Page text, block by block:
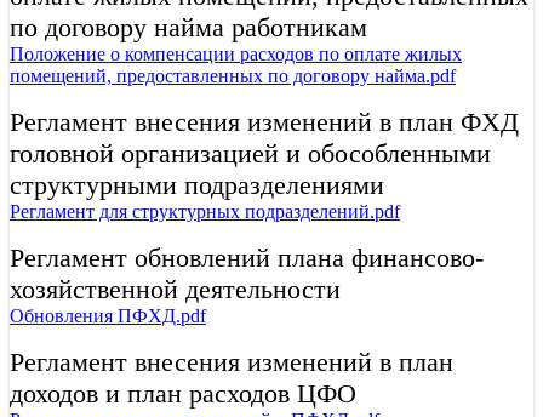
по договору найма работникам
Положение о компенсации расходов по оплате жилых
помещений, предоставленных по договору найма.pdf
Регламент внесения изменений в план ФХД
головной организацией и обособленными
структурными подразделениями
Регламент для структурных подразделений.pdf
Регламент обновлений плана финансово-
хозяйственной деятельности
Обновления ПФХД.pdf
Регламент внесения изменений в план
доходов и план расходов ЦФО